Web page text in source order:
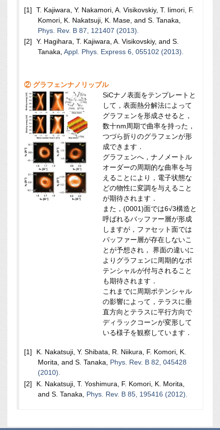
T. Kajiwara, Y. Nakamori, A. Visikovskiy, T. Iimori, F.
Komori, K. Nakatsuji, K. Mase, and S. Tanaka,
Phys. Rev. B 87, 121407 (2013).
Y. Hagihara, T. Kajiwara, A. Visikovskiy, and S.
Tanaka, Appl. Phys. Express 6, 055102 (2013).
② グラフェンナノリップル
SiCナノ表面をテンプレートと
して，表面熱分解法によって
グラフェンを形成させると，
数十nm周期で曲率を持った，
つづら折りのグラフェンが形
成できます．
グラフェンへ，ナノメートル
オーダーの周期的な曲率を与
えることにより，電子状態な
どの物性に変調を与えること
が期待されます．
また，(0001)面では6√3構造と
呼ばれるバッファー層が形成
しますが，ファセット面では
バッファー層が存在しないこ
とが予想され， 界面の違いに
よりグラフェンに周期的なポ
テンシャルが付与されること
も期待されます．
これまでに周期ポテンシャル
の影響によって，テラスに垂
直方向とテラスに平行方向で
ディラックコーンが変形して
いる様子を観察しています．
K. Nakatsuji, Y. Shibata, R. Niikura, F. Komori, K.
Morita, and S. Tanaka, Phys. Rev. B 82, 045428
(2010).
K. Nakatsuji, T. Yoshimura, F. Komori, K. Morita,
and S. Tanaka, Phys. Rev. B 85, 195416 (2012).